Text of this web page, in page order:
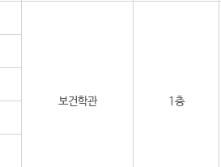
보건학관 1층